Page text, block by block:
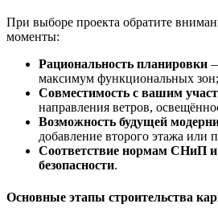
При выборе проекта обратите
моменты:
Рациональность планировки
максимум функциональных зон;
Совместимость с вашим
направления ветров,
Возможность будущей
добавление второго этажа или
Соответствие нормам СНиП
безопасности.
Основные этапы строительства